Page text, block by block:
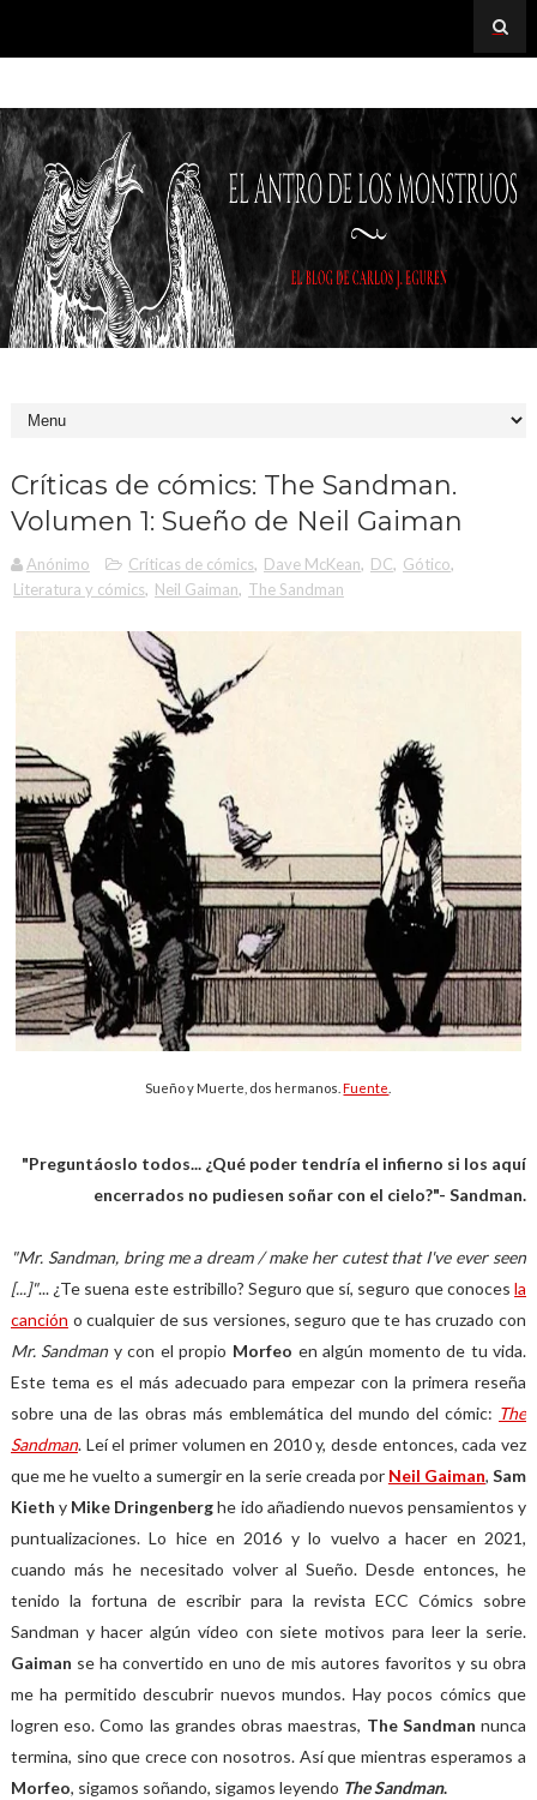
Críticas de cómics: The Sandman.
Volumen 1: Sueño de Neil Gaiman
Anónimo Críticas de cómics, Dave McKean, DC, Gótico,
Literatura y cómics, Neil Gaiman, The Sandman
Sueño y Muerte, dos hermanos.Fuente
"Preguntáoslo todos... ¿Qué poder tendría el infierno si los aquí
encerrados no pudiesen soñar con el cielo?"- Sandman.
"Mr. Sandman, bring me a dream/ make her cutest that I've ever seen
[...]"... ¿Te suena este estribillo? Seguro que sí, seguro que conocesla
canción o cualquier de sus versiones, seguro que te has cruzado con
Mr. Sandmany con el propio Morfeo en algún momento de tu vida.
Este tema es el más adecuado para empezar con la primera reseña
sobre una de las obras más emblemática del mundo del cómic: The
Sandman. Leí el primer volumen en 2010 y, desde entonces, cada vez
que me he vuelto a sumergir en la serie creada por Neil Gaiman,Sam
Kieth y Mike Dringenberghe ido añadiendo nuevos pensamientos y
puntualizaciones. Lo hice en 2016 y lo vuelvo a hacer en 2021,
cuando más he necesitado volver al Sueño. Desde entonces, he
tenido la fortuna de escribir para la revista ECC Cómics sobre
Sandman y hacer algún vídeo con siete motivos para leer la serie.
Gaiman se ha convertido en uno de mis autores favoritos y su obra
me ha permitido descubrir nuevos mundos. Hay pocos cómics que
logren eso. Como las grandes obras maestras, The Sandmannunca
termina, sino que crece con nosotros. Así que mientras esperamos a
Morfeo, sigamos soñando, sigamos leyendo The Sandman.